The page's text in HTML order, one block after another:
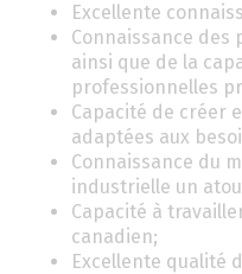
Excellente
Connaissance des
ainsi que de la
professionnelles
Capacité de créer
adaptées aux
Connaissance du
industrielle un
Capacité à
canadien;
Excellente qualité